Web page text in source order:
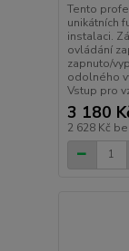
Tento
unikátních
instalaci.
ovládání
zapnuto/
odolného
Vstup pro
3 180
2 628 Kč